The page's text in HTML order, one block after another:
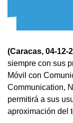
(Caracas, 04-12-
siempre con sus
Móvil con
Communication,
permitirá a sus
aproximación del